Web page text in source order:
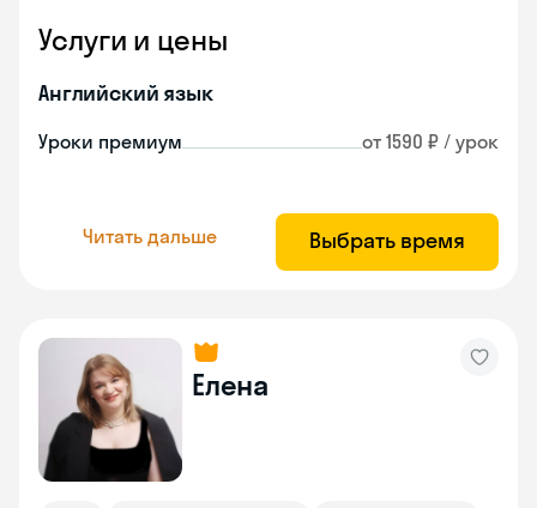
Услуги и цены
Английский язык
Уроки премиум от 1590 ₽ / урок
Читать дальше Выбрать время
Елена